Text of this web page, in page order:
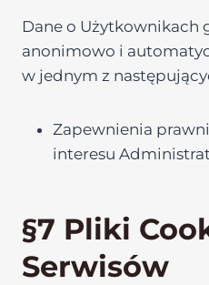
Dane o Użytkownikach
anonimowo i
w jednym z
Zapewnienia
interesu
§7 Pliki
Serwisów